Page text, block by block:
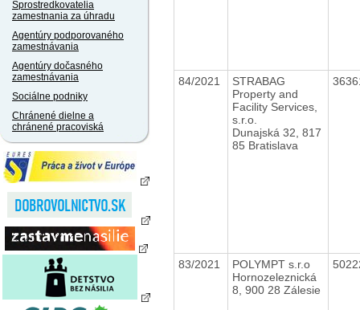
Sprostredkovatelia
zamestnania za úhradu
Agentúry podporovaného
zamestnávania
Agentúry dočasného
zamestnávania
Sociálne podniky
Chránené dielne a
chránené pracoviská
84/2021
STRABAG
Property and
Facility Services,
s.r.o.
Dunajská 32, 817
85 Bratislava
83/2021
POLYMPT s.r.o
Hornozeleznická
8, 900 28 Zálesie